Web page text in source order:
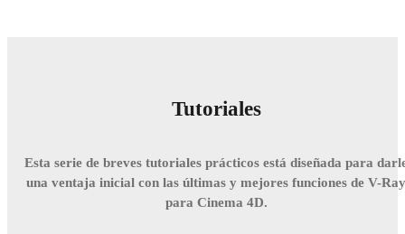
Tutoriales
Esta serie de breves tutoriales prácticos está diseñada para
una ventaja inicial con las últimas y mejores funciones de V-Ray
para Cinema 4D.